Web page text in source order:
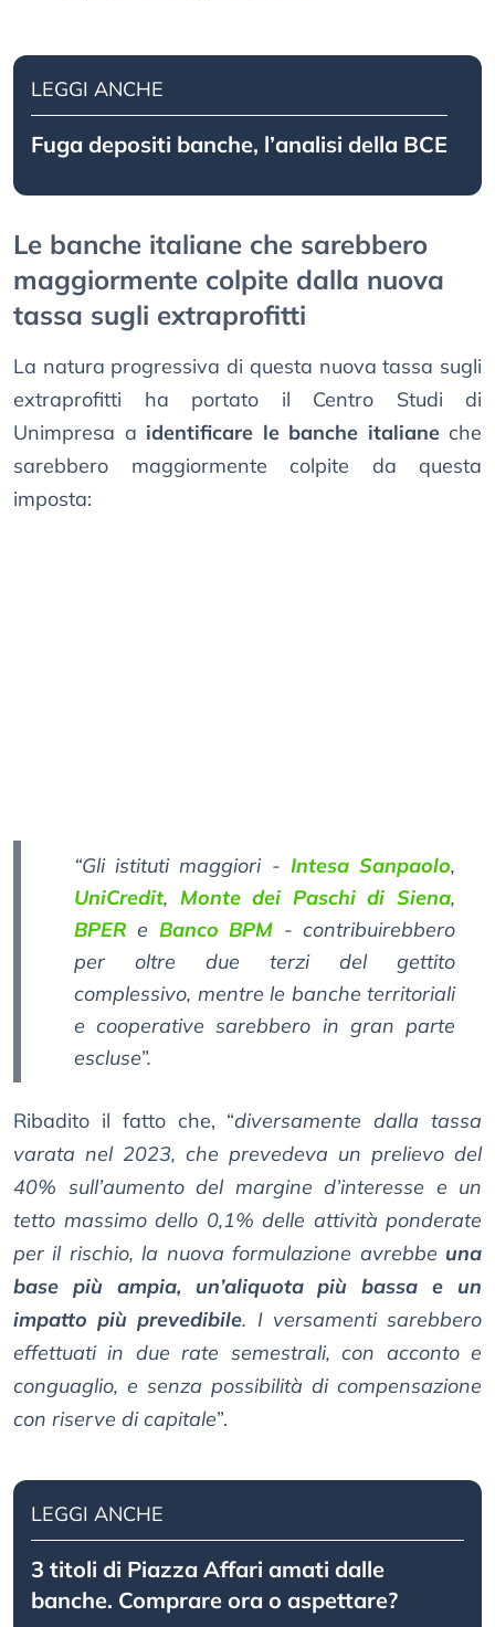
LEGGI ANCHE
Fuga depositi banche, l’analisi della BCE
Le banche italiane che sarebbero
maggiormente colpite dalla nuova
tassa sugli extraprofitti
La natura progressiva di questa nuova tassa sugli
extraprofitti ha portato il Centro Studi di
Unimpresa a identificare le banche italianeche
sarebbero maggiormente colpite da questa
imposta:
“Gli istituti maggiori - Intesa Sanpaolo,
UniCredit, Monte dei Paschi di Siena,
BPER e Banco BPM - contribuirebbero
per oltre due terzi del gettito
complessivo, mentre le banche territoriali
e cooperative sarebbero in gran parte
escluse”.
Ribadito il fatto che, “diversamente dalla tassa
varata nel 2023, che prevedeva un prelievo del
40% sull’aumento del margine d’interesse e un
tetto massimo dello 0,1% delle attività ponderate
per il rischio, la nuova formulazione avrebbe una
base più ampia, un’aliquota più bassa e un
impatto più prevedibile. I versamenti sarebbero
effettuati in due rate semestrali, con acconto e
conguaglio, e senza possibilità di compensazione
con riserve di capitale”.
LEGGI ANCHE
3 titoli di Piazza Affari amati dalle
banche. Comprare ora o aspettare?